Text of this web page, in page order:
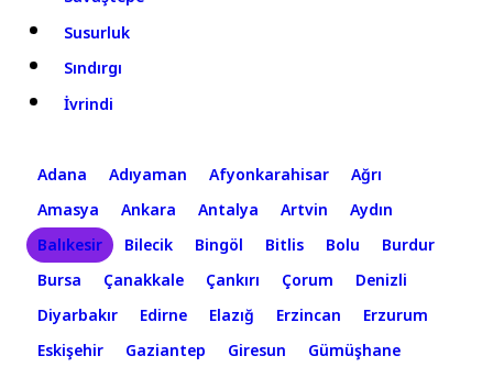
Susurluk
Sındırgı
İvrindi
Adana Adıyaman Afyonkarahisar
Ağrı
Amasya
Ankara Antalya Artvin
Aydın
Balıkesir
Bilecik Bingöl Bitlis Bolu
Burdur
Bursa
Çanakkale Çankırı Çorum
Denizli
Diyarbakır
Edirne Elazığ Erzincan
Erzurum
Eskişehir
Gaziantep Giresun
Gümüşhane